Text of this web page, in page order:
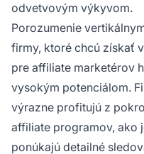
odvetvovým výkyvom.
Porozumenie
firmy, ktoré chcú získať
pre affiliate marketérov
vysokým potenciálom.
výrazne profitujú z
affiliate programov, ako
ponúkajú detailné